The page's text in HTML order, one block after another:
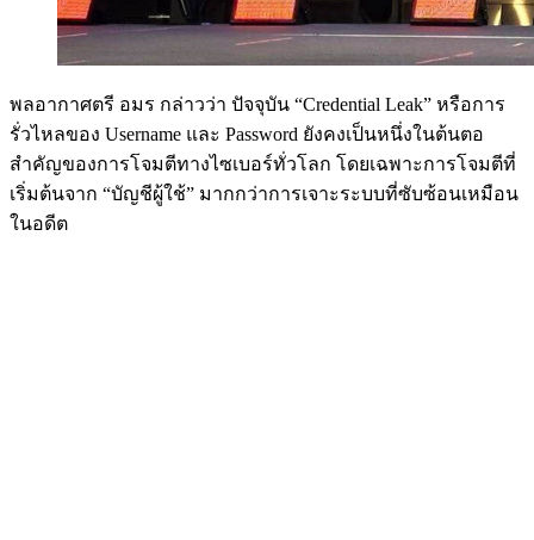
พลอากาศตรี อมร กล่าวว่า ปัจจุบัน “Credential Leak” หรือการ
รั่วไหลของ Username และ Password ยังคงเป็นหนึ่งในต้นตอ
สำคัญของการโจมตีทางไซเบอร์ทั่วโลก โดยเฉพาะการโจมตีที่
เริ่มต้นจาก “บัญชีผู้ใช้” มากกว่าการเจาะระบบที่ซับซ้อนเหมือน
ในอดีต